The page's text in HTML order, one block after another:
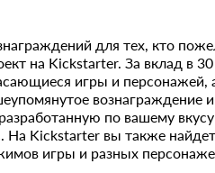
для тех, кто
на Kickstarter. За вклад в
игры и персонажей,
вознаграждение
по вашему
На Kickstarter вы также
игры и разных